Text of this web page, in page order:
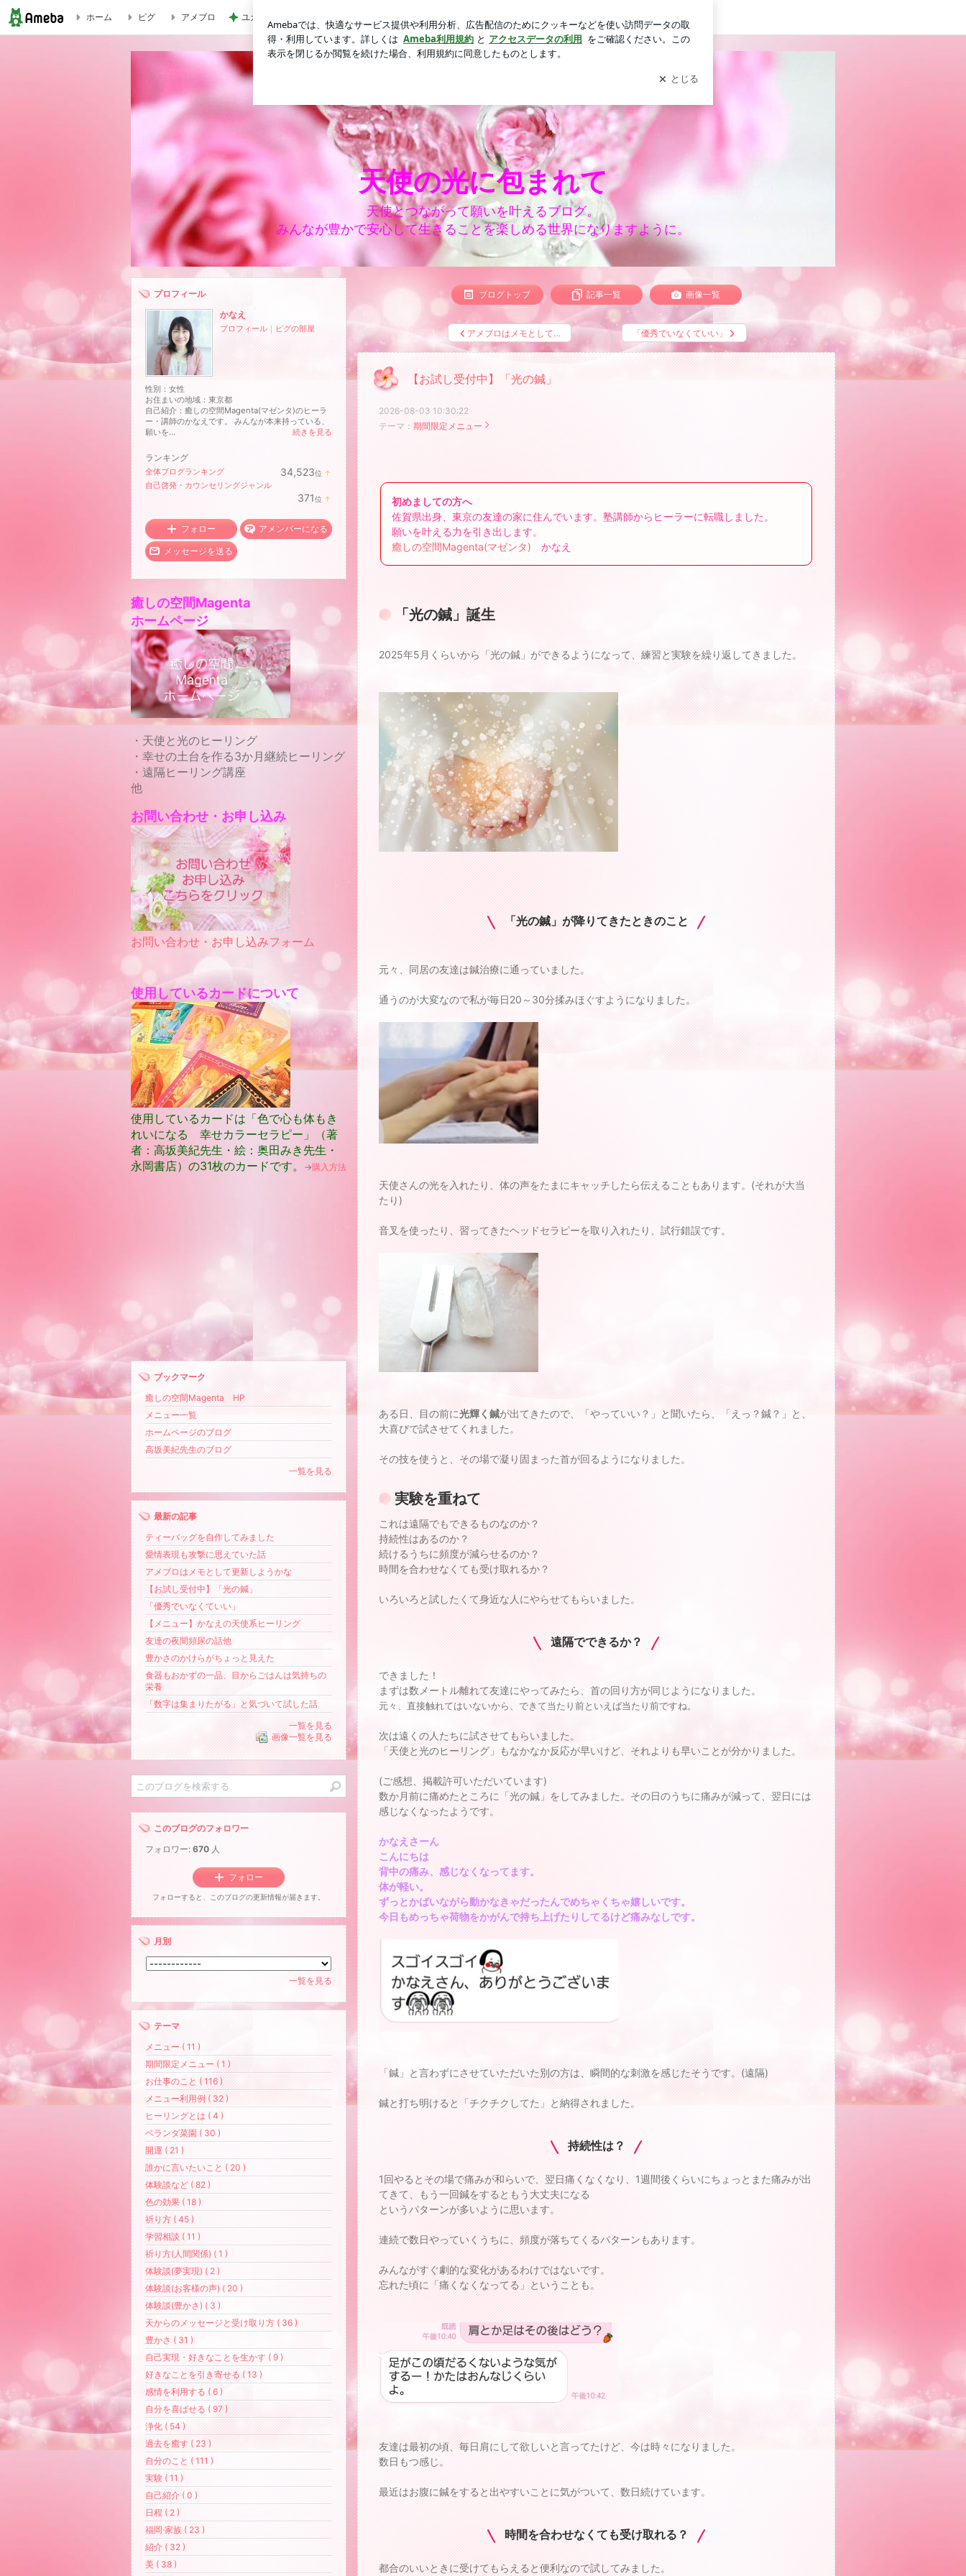
ホーム ピグ アメブロ ユカイ 隣の人から貰ったプレゼント ログイン
天使の光に包まれて
天使とつながって願いを叶えるブログ。
みんなが豊かで安心して生きることを楽しめる世界になりますように。
ブログトップ 記事一覧 画像一覧
アメブロはメモとして… 「優秀でいなくていい」
【お試し受付中】「光の鍼」
2026-08-03 10:30:22
テーマ： 期間限定メニュー
初めましての方へ
佐賀県出身、 東京の友達の家に住んでいます。塾講師からヒーラーに転職しました。
願いを叶える力を引き出します。
癒しの空間Magenta(マゼンタ) かなえ
「光の鍼」誕生
2025年5月くらいから「光の鍼」ができるようになって、練習と実験を繰り返してきました。
「光の鍼」が降りてきたときのこと
元々、同居の友達は鍼治療に通っていました。
通うのが大変なので私が毎日20～30分揉みほぐすようになりました。
天使さんの光を入れたり、体の声をたまにキャッチしたら伝えることもあります。(それが大当
たり)
音叉を使ったり、習ってきたヘッドセラピーを取り入れたり、試行錯誤です。
ある日、目の前に光輝く鍼が出てきたので、「やっていい？」と聞いたら、「えっ？鍼？」と、
大喜びで試させてくれました。
その技を使うと、その場で凝り固まった首が回るようになりました。
実験を重ねて
これは遠隔でもできるものなのか？
持続性はあるのか？
続けるうちに頻度が減らせるのか？
時間を合わせなくても受け取れるか？
いろいろと試したくて身近な人にやらせてもらいました。
遠隔でできるか？
できました！
まずは数メートル離れて友達にやってみたら、首の回り方が同じようになりました。
元々、直接触れてはいないから、できて当たり前といえば当たり前ですね。
次は遠くの人たちに試させてもらいました。
「天使と光のヒーリング」もなかなか反応が早いけど、それよりも早いことが分かりました。
(ご感想、掲載許可いただいています)
数か月前に痛めたところに「光の鍼」をしてみました。その日のうちに痛みが減って、翌日には
感じなくなったようです。
かなえさーん
こんにちは
背中の痛み、感じなくなってます。
体が軽い。
ずっとかばいながら動かなきゃだったんでめちゃくちゃ嬉しいです。
今日もめっちゃ荷物をかがんで持ち上げたりしてるけど痛みなしです。
「鍼」と言わずにさせていただいた別の方は、瞬間的な刺激を感じたそうです。(遠隔)
鍼と打ち明けると「チクチクしてた」と納得されました。
持続性は？
1回やるとその場で痛みが和らいで、翌日痛くなくなり、1週間後くらいにちょっとまた痛みが出
てきて、もう一回鍼をするともう大丈夫になる
というパターンが多いように思います。
連続で数日やっていくうちに、頻度が落ちてくるパターンもあります。
みんながすぐ劇的な変化があるわけではないです。
忘れた頃に「痛くなくなってる」ということも。
友達は最初の頃、毎日肩にして欲しいと言ってたけど、今は時々になりました。
数日もつ感じ。
最近はお腹に鍼をすると出やすいことに気がついて、数日続けています。
時間を合わせなくても受け取れる？
都合のいいときに受けてもらえると便利なので試してみました。
プロフィール
かなえ
プロフィール ｜ ピグの部屋
性別： 女性
お住まいの地域： 東京都
自己紹介：癒しの空間Magenta(マゼンタ)のヒーラ
ー・講師のかなえです。 みんなが本来持っている、
願いを...
続きを見る
ランキング
全体ブログランキング 34,523位 ↑
上
自己啓発・カウンセリングジャンル
371位 ↑
キ
ン
フォロー アメンバーになる
メッセージを送る
癒しの空間Magenta
ホームページ
・天使と光のヒーリング
・幸せの土台を作る3か月継続ヒーリング
・遠隔ヒーリング講座
他
お問い合わせ・お申し込み
お問い合わせ・お申し込みフォーム
使用しているカードについて
使用しているカードは「色で心も体もき
れいになる 幸せカラーセラピー」（著
者：高坂美紀先生・絵：奥田みき先生・
永岡書店）の31枚のカードです。
→購入方法
ブックマーク
癒しの空間Magenta HP
メニュー一覧
ホームページのブログ
高坂美紀先生のブログ
一覧を見る
最新の記事
ティーバッグを自作してみました
愛情表現も攻撃に思えていた話
アメブロはメモとして更新しようかな
【お試し受付中】「光の鍼」
「優秀でいなくていい」
【メニュー】かなえの天使系ヒーリング
友達の夜間頻尿の話他
豊かさのかけらがちょっと見えた
食器もおかずの一品、目からごはんは気持ちの
栄養
「数字は集まりたがる」と気づいて試した話
一覧を見る
画像一覧を見る
このブログのフォロワー
フォロワー: 670 人
フォロー
フォローすると、このブログの更新情報が届きます。
月別
一覧を見る
テーマ
メニュー ( 11 )
期間限定メニュー ( 1 )
お仕事のこと ( 116 )
メニュー利用例 ( 32 )
ヒーリングとは ( 4 )
ベランダ菜園 ( 30 )
開運 ( 21 )
誰かに言いたいこと ( 20 )
体験談など ( 82 )
色の効果 ( 18 )
祈り方 ( 45 )
学習相談 ( 11 )
祈り方(人間関係) ( 1 )
体験談(夢実現) ( 2 )
体験談(お客様の声) ( 20 )
体験談(豊かさ) ( 3 )
天からのメッセージと受け取り方 ( 36 )
豊かさ ( 31 )
自己実現・好きなことを生かす ( 9 )
好きなことを引き寄せる ( 13 )
感情を利用する ( 6 )
自分を喜ばせる ( 97 )
浄化 ( 54 )
過去を癒す ( 23 )
自分のこと ( 111 )
実験 ( 11 )
自己紹介 ( 0 )
日程 ( 2 )
福岡·家族 ( 23 )
紹介 ( 32 )
美 ( 38 )